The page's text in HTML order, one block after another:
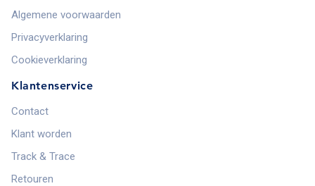
Algemene voorwaarden
Privacyverklaring
Cookieverklaring
Klantenservice
Contact
Klant worden
Track & Trace
Retouren